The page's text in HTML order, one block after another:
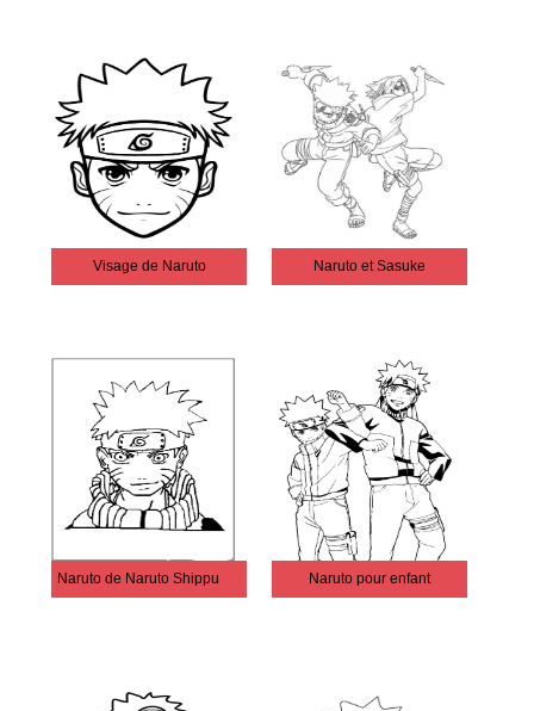
Visage de Naruto Naruto et Sasuke
Naruto de Naruto Shippuden Naruto pour enfant